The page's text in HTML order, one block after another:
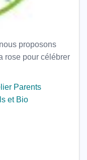
proposons
rose pour célébrer
Parents
et Bio